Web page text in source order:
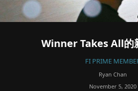
Winner Takes All的
FI PRIME
Ryan Chan
November 5, 2020